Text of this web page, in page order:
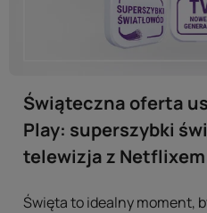
Świąteczna oferta
Play: superszybki
telewizja z
Święta to idealny moment,